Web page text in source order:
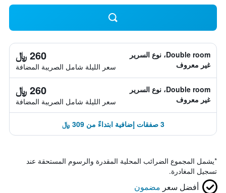
Double room، نوع السرير
غير معروف
260 ﷼
سعر الليلة شامل الصريبة المضافة
Double room، نوع السرير
غير معروف
260 ﷼
سعر الليلة شامل الصريبة المضافة
3 صفقات إضافية ابتداءً من 309 ﷼
*يشمل المجموع الضرائب المحلية المقدرة والرسوم المستحقة عند
تسجيل المغادرة.
أفضل سعر مضمون